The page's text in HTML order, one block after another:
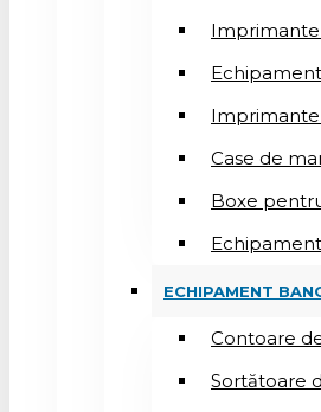
Case de
Boxe
ECHIPAMENT
Contoare
Sortătoare